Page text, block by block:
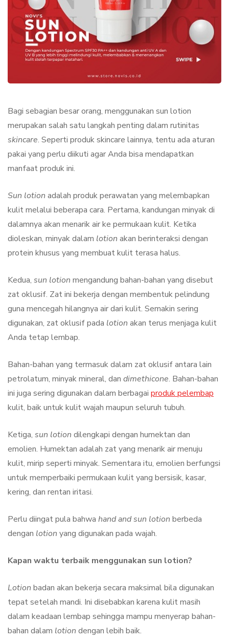
Bagi sebagian besar orang, menggunakan sun lotion
merupakan salah satu langkah penting dalam rutinitas
skincare. Seperti produk skincare lainnya, tentu ada aturan
pakai yang perlu diikuti agar Anda bisa mendapatkan
manfaat produk ini.
Sun lotion adalah produk perawatan yang melembapkan
kulit melalui beberapa cara. Pertama, kandungan minyak di
dalamnya akan menarik air ke permukaan kulit. Ketika
dioleskan, minyak dalam lotion akan berinteraksi dengan
protein khusus yang membuat kulit terasa halus.
Kedua, sun lotion mengandung bahan-bahan yang disebut
zat oklusif. Zat ini bekerja dengan membentuk pelindung
guna mencegah hilangnya air dari kulit. Semakin sering
digunakan, zat oklusif pada lotion akan terus menjaga kulit
Anda tetap lembap.
Bahan-bahan yang termasuk dalam zat oklusif antara lain
petrolatum, minyak mineral, dan dimethicone. Bahan-bahan
ini juga sering digunakan dalam berbagai produk pelembap
kulit, baik untuk kulit wajah maupun seluruh tubuh.
Ketiga, sun lotion dilengkapi dengan humektan dan
emolien. Humektan adalah zat yang menarik air menuju
kulit, mirip seperti minyak. Sementara itu, emolien berfungsi
untuk memperbaiki permukaan kulit yang bersisik, kasar,
kering, dan rentan iritasi.
Perlu diingat pula bahwa hand and sun lotion berbeda
dengan lotion yang digunakan pada wajah.
Kapan waktu terbaik menggunakan sun lotion?
Lotion badan akan bekerja secara maksimal bila digunakan
tepat setelah mandi. Ini disebabkan karena kulit masih
dalam keadaan lembap sehingga mampu menyerap bahan-
bahan dalam lotion dengan lebih baik.